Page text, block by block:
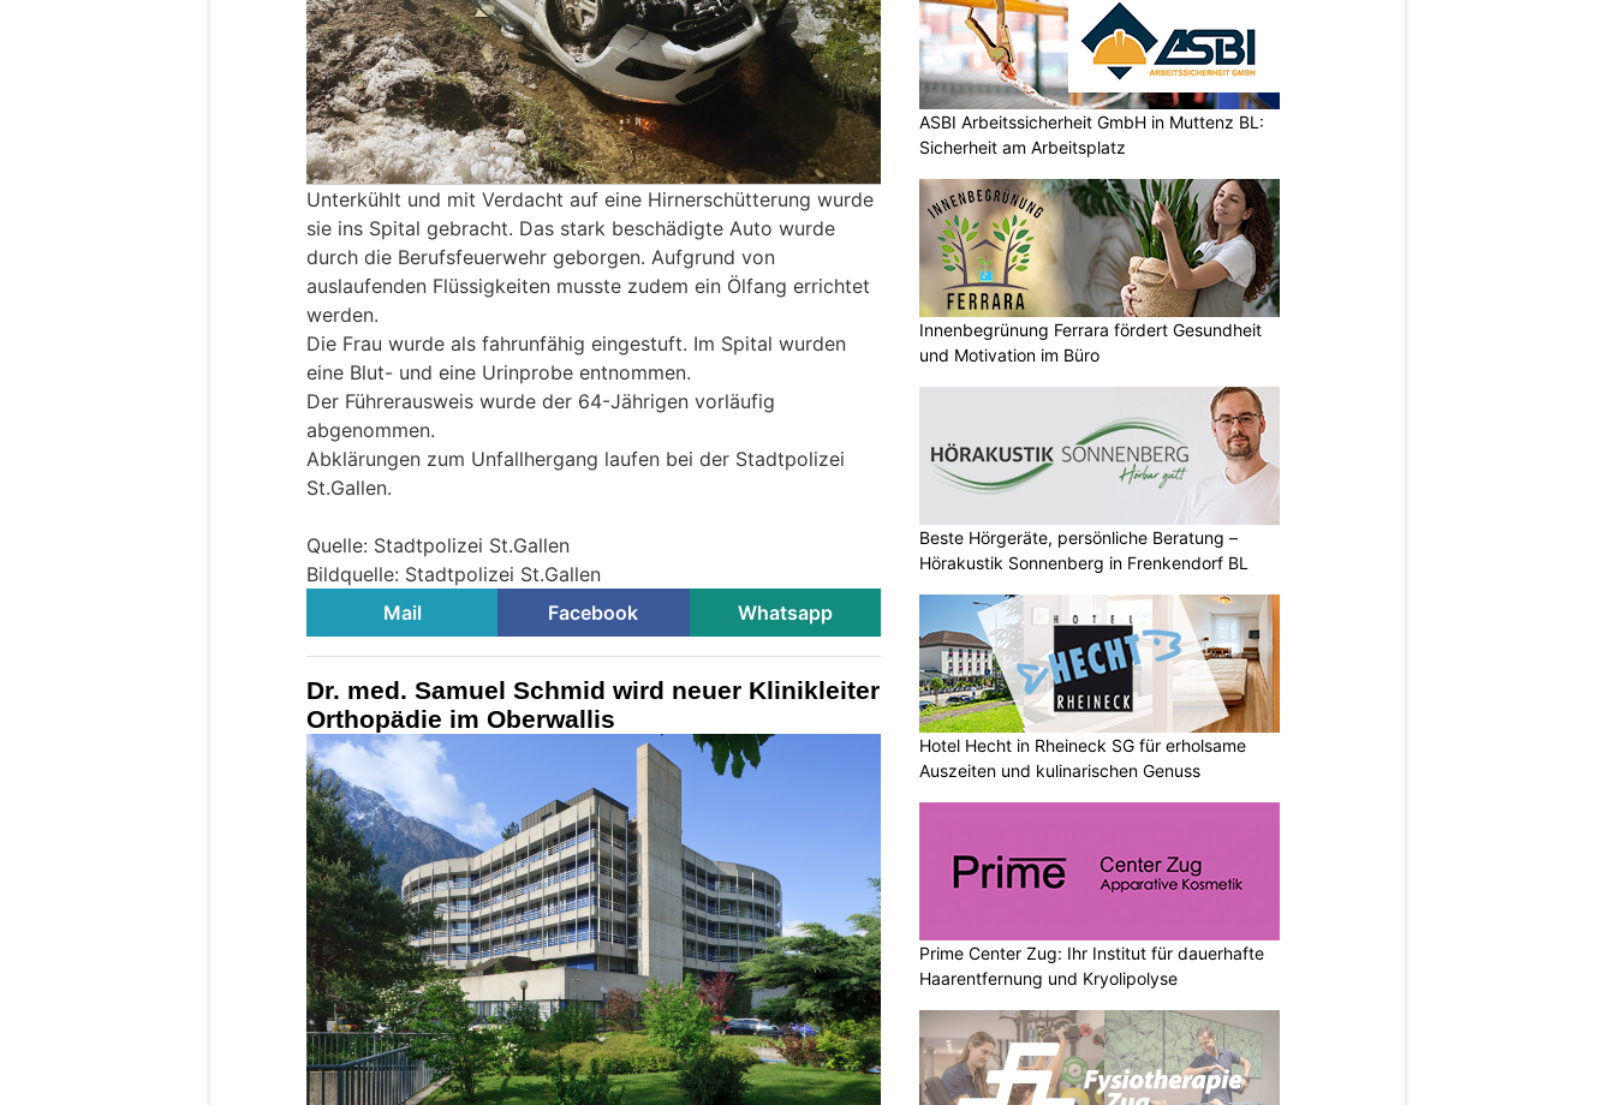
Unterkühlt und mit Verdacht auf eine Hirnerschütterung wurde
sie ins Spital gebracht. Das stark beschädigte Auto wurde
durch die Berufsfeuerwehr geborgen. Aufgrund von
auslaufenden Flüssigkeiten musste zudem ein Ölfang errichtet
werden.
Die Frau wurde als fahrunfähig eingestuft. Im Spital wurden
eine Blut- und eine Urinprobe entnommen.
Der Führerausweis wurde der 64-Jährigen vorläufig
abgenommen.
Abklärungen zum Unfallhergang laufen bei der Stadtpolizei
St.Gallen.
Quelle: Stadtpolizei St.Gallen
Bildquelle: Stadtpolizei St.Gallen
Mail
Facebook Whatsapp
Dr. med. Samuel Schmid wird neuer Klinikleiter
Orthopädie im Oberwallis
ASBI Arbeitssicherheit GmbH in Muttenz BL:
Sicherheit am Arbeitsplatz
Innenbegrünung Ferrara fördert Gesundheit
und Motivation im Büro
Beste Hörgeräte, persönliche Beratung –
Hörakustik Sonnenberg in Frenkendorf BL
Hotel Hecht in Rheineck SG für erholsame
Auszeiten und kulinarischen Genuss
Prime Center Zug: Ihr Institut für dauerhafte
Haarentfernung und Kryolipolyse